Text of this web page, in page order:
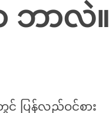
ဘာလဲ။
င် ပြန်လည်ဝင်စား